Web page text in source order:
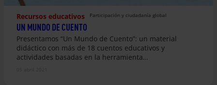
Recursos educativos Participación y ciudadanía global
UN MUNDO DE CUENTO
Presentamos “Un Mundo de Cuento”: un material
didáctico con más de 18 cuentos educativos y
actividades basadas en la herramienta…